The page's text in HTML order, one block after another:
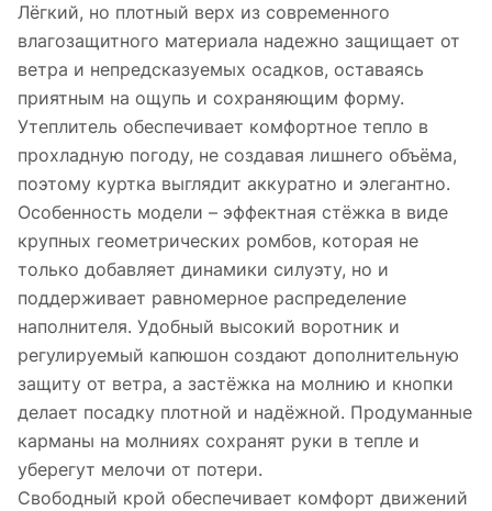
Лёгкий, но плотный верх из современного
влагозащитного материала надежно защищает от
ветра и непредсказуемых осадков, оставаясь
приятным на ощупь и сохраняющим форму.
Утеплитель обеспечивает комфортное тепло в
прохладную погоду, не создавая лишнего объёма,
поэтому куртка выглядит аккуратно и элегантно.
Особенность модели – эффектная стёжка в виде
крупных геометрических ромбов, которая не
только добавляет динамики силуэту, но и
поддерживает равномерное распределение
наполнителя. Удобный высокий воротник и
регулируемый капюшон создают дополнительную
защиту от ветра, а застёжка на молнию и кнопки
делает посадку плотной и надёжной. Продуманные
карманы на молниях сохранят руки в тепле и
уберегут мелочи от потери.
Свободный крой обеспечивает комфорт движений